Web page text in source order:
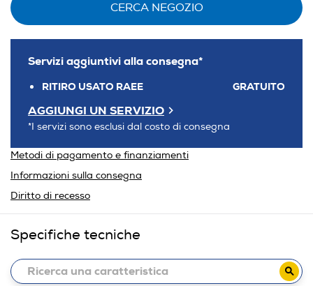
CERCA NEGOZIO
Servizi aggiuntivi alla consegna*
RITIRO USATO RAEE GRATUITO
AGGIUNGI UN SERVIZIO
*I servizi sono esclusi dal costo di consegna
Metodi di pagamento e finanziamenti
Informazioni sulla consegna
Diritto di recesso
Specifiche tecniche